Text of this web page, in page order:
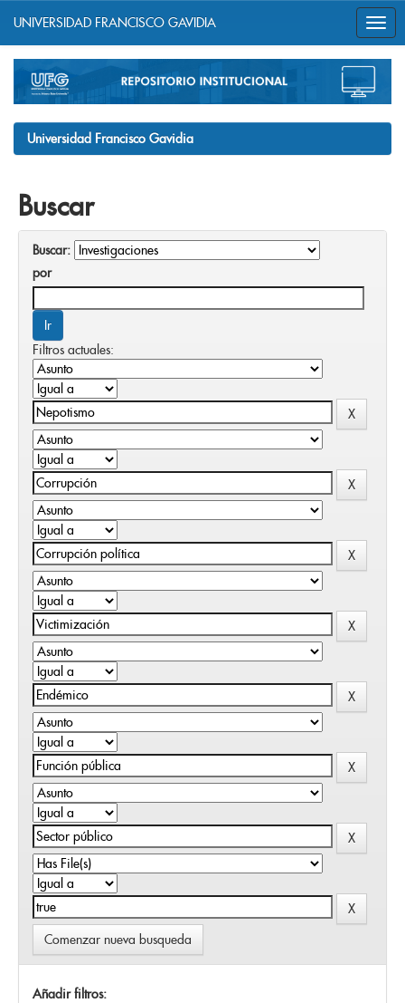
navigation
UNIVERSIDAD FRANCISCO GAVIDIA
Universidad Francisco Gavidia
Buscar
Buscar:
por
Filtros actuales:
Comenzar nueva busqueda
Añadir filtros: